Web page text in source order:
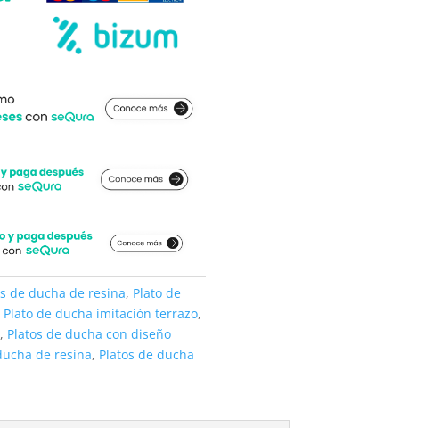
de ducha de resina, Plato de
Plato de ducha imitación terrazo,
, Platos de ducha con diseño
de resina, Platos de ducha